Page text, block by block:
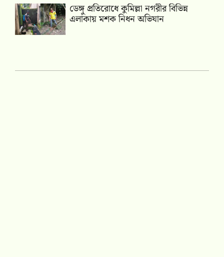
ডেঙ্গু প্রতিরোধে কুমিল্লা নগরীর বিভিন্ন
এলাকায় মশক নিধন অভিযান